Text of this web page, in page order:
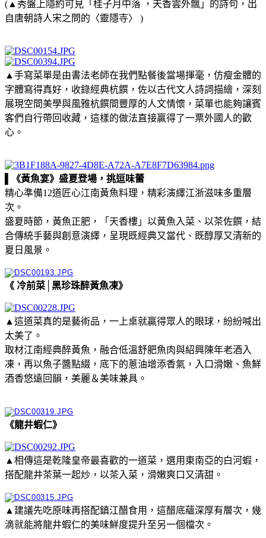
(▲秀盤上隱約可見「桂子月中落 ，天香雲外飄」的詩句，出
自唐朝詩人宋之問的〈靈隱寺〉 )
▲手寫菜單是由書法老師在我們點餐後當場揮毫，仿瘦金體的
字體寫得真好，收錄經典杭饌，佐以古代文人詩詞描繪，深刻
展現空間美學與風雅杭饌間豐厚的人文情懷，菜單也能夠讓賓
客們自行帶回收藏，這樣的做法直接贏得了一票外國人的歡
心。
▌《黃魚宴》盛夏登場，挑逗味蕾
精心準備12道匠心江南黃魚料理，精彩演繹江浙滋味多重層
次。
盛夏時節，黃魚正肥，「天香樓」以黃魚入菜、以茶佐饌，結
合傳統手藝與創意演繹，呈現既經典又當代、既醇厚又清新的
夏日風景。
《 冷前菜│黑珍珠醉黃魚凍》
▲這道菜真的是藝術品，一上桌就贏得眾人的眼球，紛紛喊出
太美了。
取材江南經典醉黃魚，融合低溫舒肥魚肉與紹興陳年老酒入
凍，再以魚子醬點綴，底下的蔥油增添香氣，入口滑嫩、魚鮮
酒香悠遠回韻，美麗＆美味兼具。
《龍井蝦仁》
▲相傳這是乾隆皇帝最喜歡的一道菜，選用東南亞的白河蝦，
搭配龍井茶葉一起炒，以茶入菜，滑嫩爽口又清甜。
▲建議先吃原味再搭配鎮江醋食用，這醋底蘊深厚有層次，幾
滴就能將龍井蝦仁的美味鮮度提升至另一個檔次。